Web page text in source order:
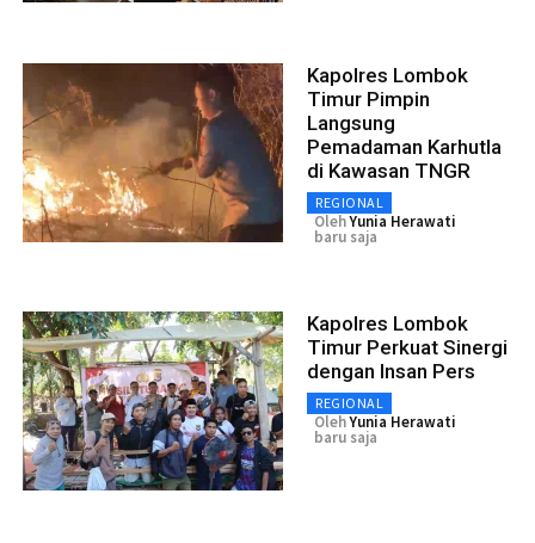
Kapolres Lombok
Timur Pimpin
Langsung
Pemadaman Karhutla
di Kawasan TNGR
REGIONAL
OlehYunia Herawati
baru saja
Kapolres Lombok
Timur Perkuat Sinergi
dengan Insan Pers
REGIONAL
OlehYunia Herawati
baru saja